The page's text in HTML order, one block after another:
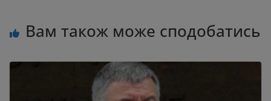
Вам також може сподобатись